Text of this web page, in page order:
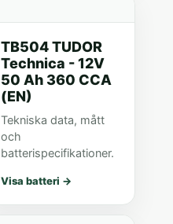
TB504 TUDOR
Technica - 12V
50 Ah 360 CCA
(EN)
Tekniska data, mått
och
batterispecifikationer.
Visa batteri →